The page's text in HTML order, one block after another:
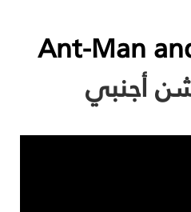
Ant-Man
أجنبي